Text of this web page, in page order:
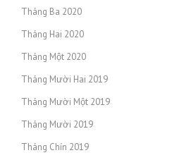
Tháng Ba 2020
Tháng Hai 2020
Tháng Một 2020
Tháng Mười Hai 2019
Tháng Mười Một 2019
Tháng Mười 2019
Tháng Chín 2019